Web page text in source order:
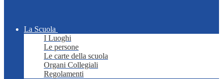
La Scuola
I Luoghi
Le persone
Le carte della scuola
Organi Collegiali
Regolamenti